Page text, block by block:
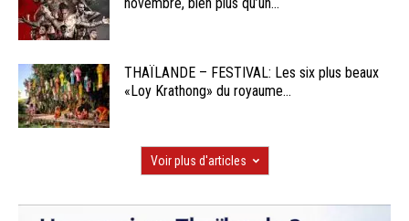
THAÏLANDE – FESTIVAL: Les six plus beaux
«Loy Krathong» du royaume...
Voir plus d'articles